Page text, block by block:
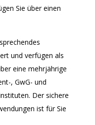
Sie über einen
und verfügen als
eine mehrjährige
, GwG- und
Der sichere
ist für Sie